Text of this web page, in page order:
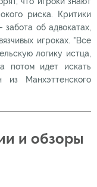
риска. Критики
забота об адвокатах,
игроках. "Все
логику истца,
потом идет искать
Манхэттенского
и обзоры